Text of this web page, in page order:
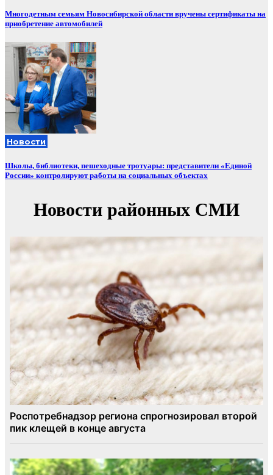
Многодетным семьям Новосибирской области вручены сертификаты на
приобретение автомобилей
Новости
Школы, библиотеки, пешеходные тротуары: представители «Единой
России» контролируют работы на социальных объектах